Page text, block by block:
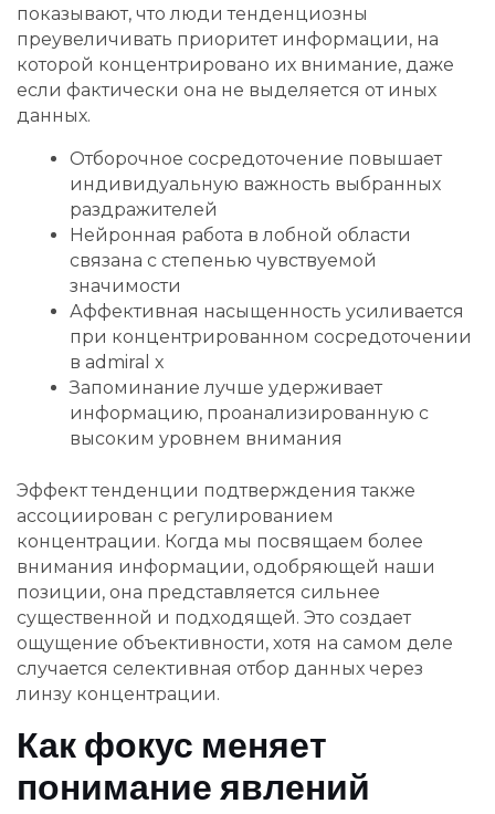
показывают, что люди тенденциозны
преувеличивать приоритет информации, на
которой концентрировано их внимание, даже
если фактически она не выделяется от иных
данных.
Отборочное сосредоточение повышает
индивидуальную важность выбранных
раздражителей
Нейронная работа в лобной области
связана с степенью чувствуемой
значимости
Аффективная насыщенность усиливается
при концентрированном сосредоточении
в admiral x
Запоминание лучше удерживает
информацию, проанализированную с
высоким уровнем внимания
Эффект тенденции подтверждения также
ассоциирован с регулированием
концентрации. Когда мы посвящаем более
внимания информации, одобряющей наши
позиции, она представляется сильнее
существенной и подходящей. Это создает
ощущение объективности, хотя на самом деле
случается селективная отбор данных через
линзу концентрации.
Как фокус меняет
понимание явлений